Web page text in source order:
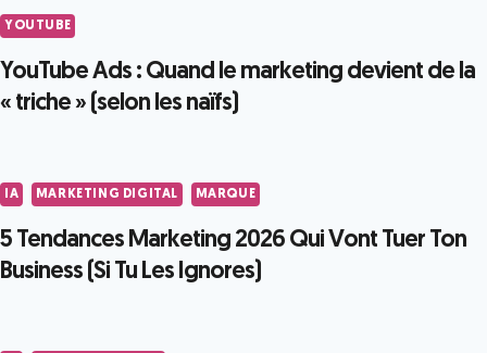
YOUTUBE
YouTube Ads : Quand le marketing devient de la
« triche » (selon les naïfs)
IA MARKETING DIGITAL MARQUE
5 Tendances Marketing 2026 Qui Vont Tuer Ton
Business (Si Tu Les Ignores)